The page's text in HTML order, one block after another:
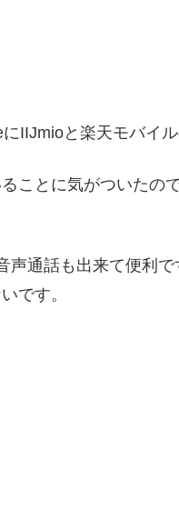
IIJmioと楽天モバイ
ことに気がついたの
声通話も出来て便利
です。